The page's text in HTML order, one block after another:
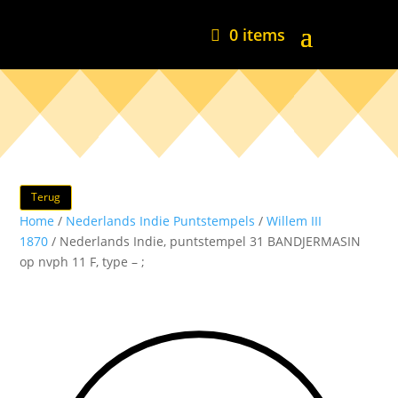
0 items
Terug
Home / Nederlands Indie Puntstempels /Willem III
1870 / Nederlands Indie, puntstempel 31 BANDJERMASIN
op nvph 11 F, type – ;